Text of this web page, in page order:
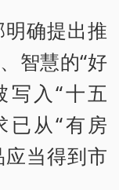
确提出推
智慧的“好
写入“十五
已从“有房
应当得到市